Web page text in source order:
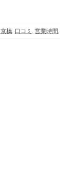
京橋, 口コミ , 営業時間,